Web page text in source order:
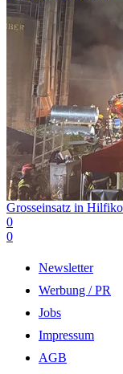
Grosseinsatz in
0
0
Newsletter
Werbung / PR
Jobs
Impressum
AGB